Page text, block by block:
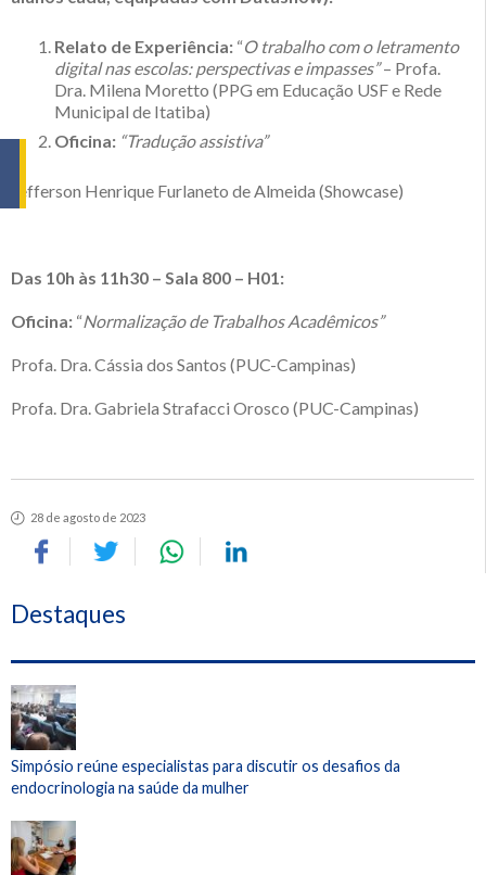
Relato de Experiência: “O trabalho com o letramento
digital nas escolas: perspectivas e impasses”– Profa.
Dra. Milena Moretto (PPG em Educação USF e Rede
Municipal de Itatiba)
Oficina: “Tradução assistiva”
Jefferson Henrique Furlaneto de Almeida (Showcase)
Das 10h às 11h30 – Sala 800 – H01:
Oficina: “Normalização de Trabalhos Acadêmicos”
Profa. Dra. Cássia dos Santos (PUC-Campinas)
Profa. Dra. Gabriela Strafacci Orosco (PUC-Campinas)
28 de agosto de 2023
Destaques
Simpósio reúne especialistas para discutir os desafios da
endocrinologia na saúde da mulher